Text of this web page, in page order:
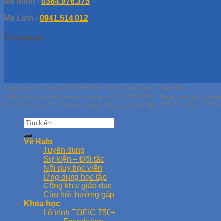
Ms Linh - 0941.514.012
Fanpage
Copyright © Công Ty TNHH Tư Vấn & Giáo Dục Thiên Bảo
Giấy chứng nhận doanh nghiệp số: 0313739102, Ngày cấp giấy
Trụ Sở Chính Tại 70 Hữu Nghị, Phường Bình Thọ, TP Thủ Đức, TP
Về Halo
Tuyển dụng
Sự kiện – Đối tác
Nội quy học viên
Ứng dụng học tập
Công khai giáo dục
Câu hỏi thường gặp
Khóa học
Lộ trình TOEIC 750+